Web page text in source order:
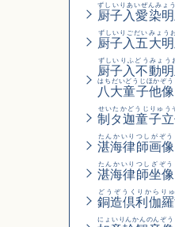
厨子入愛染
ずしいりあいぜんみょ
厨子入五大
ずしいりごだいみょう
厨子入不動
ずしいりふどうみょう
八大童子他像
はちだいどうじほかぞう
制タ迦童子
せいたかどうじりゅう
湛海律師画像
たんかいりつしがぞう
湛海律師坐像
たんかいりつしざぞう
銅造倶利伽羅
どうぞうくりからり
にょいりんかんのんぞう